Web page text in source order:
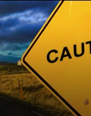
InstaForex